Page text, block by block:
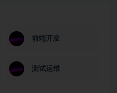
前端开发
测试运维